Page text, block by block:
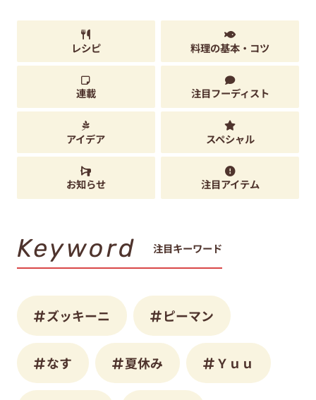
レシピ 料理の基本・コツ
連載 注目フーディスト
アイデア スペシャル
お知らせ 注目アイテム
Keyword 注目キーワード
ズッキーニ ピーマン
なす 夏休み Ｙｕｕ